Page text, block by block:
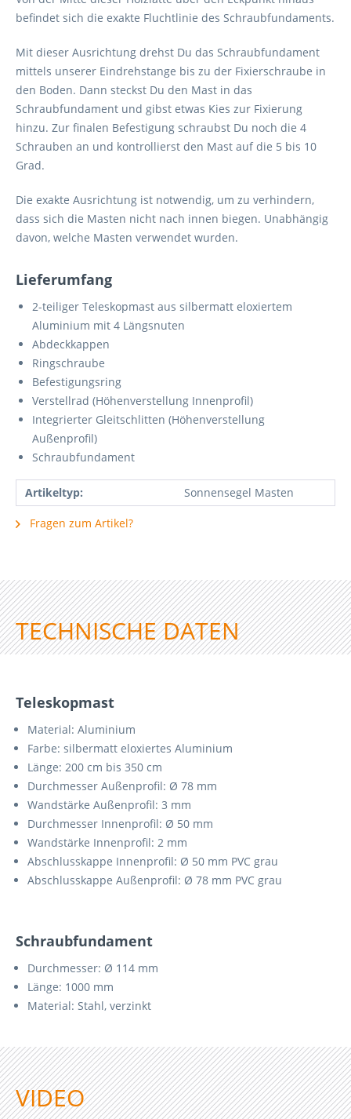
befindet sich die exakte Fluchtlinie des Schraubfundaments.
Mit dieser Ausrichtung drehst Du das Schraubfundament
mittels unserer Eindrehstange bis zu der Fixierschraube in
den Boden. Dann steckst Du den Mast in das
Schraubfundament und gibst etwas Kies zur Fixierung
hinzu. Zur finalen Befestigung schraubst Du noch die 4
Schrauben an und kontrollierst den Mast auf die 5 bis 10
Grad.
Die exakte Ausrichtung ist notwendig, um zu verhindern,
dass sich die Masten nicht nach innen biegen. Unabhängig
davon, welche Masten verwendet wurden.
Lieferumfang
2-teiliger Teleskopmast aus silbermatt eloxiertem
Aluminium mit 4 Längsnuten
Abdeckkappen
Ringschraube
Befestigungsring
Verstellrad (Höhenverstellung Innenprofil)
Integrierter Gleitschlitten (Höhenverstellung
Außenprofil)
Schraubfundament
Artikeltyp: Sonnensegel Masten
Fragen zum Artikel?
TECHNISCHE DATEN
Teleskopmast
Material: Aluminium
Farbe: silbermatt eloxiertes Aluminium
Länge: 200 cm bis 350 cm
Durchmesser Außenprofil: Ø 78 mm
Wandstärke Außenprofil: 3 mm
Durchmesser Innenprofil: Ø 50 mm
Wandstärke Innenprofil: 2 mm
Abschlusskappe Innenprofil: Ø 50 mm PVC grau
Abschlusskappe Außenprofil: Ø 78 mm PVC grau
Schraubfundament
Durchmesser: Ø 114 mm
Länge: 1000 mm
Material: Stahl, verzinkt
VIDEO